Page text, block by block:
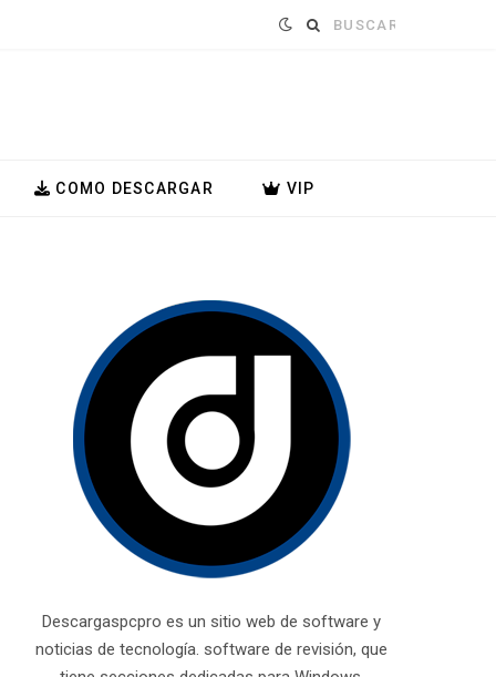
Buscar:
COMO DESCARGAR VIP
Descargaspcpro es un sitio web de software y
noticias de tecnología. software de revisión, que